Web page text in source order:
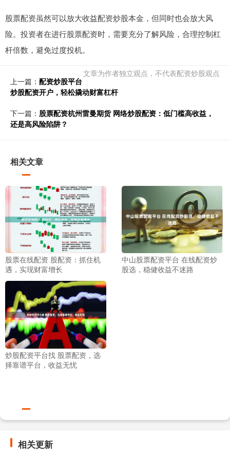
股票配资虽然可以放大收益配资炒股本金，但同时也会放大风
险。投资者在进行股票配资时，需要充分了解风险，合理控制杠
杆倍数，避免过度投机。
文章为作者独立观点，不代表配资炒股观点
上一篇： 配资炒股平台
炒股配资开户，轻松撬动财富杠杆
下一篇： 股票配资杭州雷曼期货 网络炒股配资：低门槛高收益，
还是高风险陷阱？
相关文章
股票在线配资 股配资：抓住机
遇，实现财富增长
中山股票配资平台 在线配资炒
股选，稳健收益不迷路
炒股配资平台找 股票配资，选
择靠谱平台，收益无忧
相关更新